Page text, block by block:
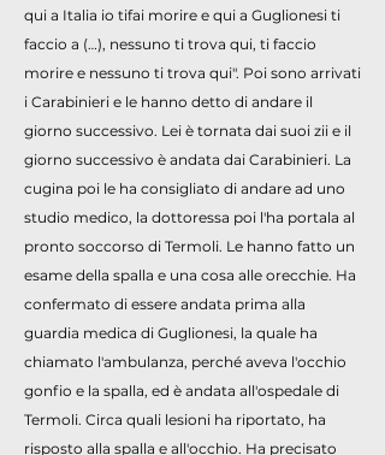
qui a Italia io tifai morire e qui a Guglionesi ti
faccio a (…), nessuno ti trova qui, ti faccio
morire e nessuno ti trova qui". Poi sono arrivati
i Carabinieri e le hanno detto di andare il
giorno successivo. Lei è tornata dai suoi zii e il
giorno successivo è andata dai Carabinieri. La
cugina poi le ha consigliato di andare ad uno
studio medico, la dottoressa poi l'ha portala al
pronto soccorso di Termoli. Le hanno fatto un
esame della spalla e una cosa alle orecchie. Ha
confermato di essere andata prima alla
guardia medica di Guglionesi, la quale ha
chiamato l'ambulanza, perché aveva l'occhio
gonfio e la spalla, ed è andata all'ospedale di
Termoli. Circa quali lesioni ha riportato, ha
risposto alla spalla e all'occhio. Ha precisato